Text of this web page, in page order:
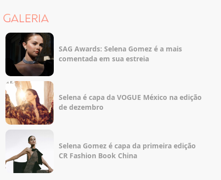
GALERIA
SAG Awards: Selena Gomez é a mais
comentada em sua estreia
Selena é capa da VOGUE México na edição
de dezembro
Selena Gomez é capa da primeira edição
CR Fashion Book China